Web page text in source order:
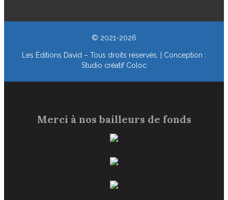
© 2021-2026
Les Éditions David – Tous droits réservés. | Conception :
Studio créatif Coloc
Merci à nos bailleurs de fonds